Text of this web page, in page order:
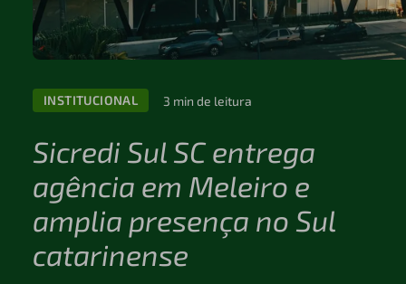
INSTITUCIONAL 3 min de leitura
Sicredi Sul SC entrega
agência em Meleiro e
amplia presença no Sul
catarinense